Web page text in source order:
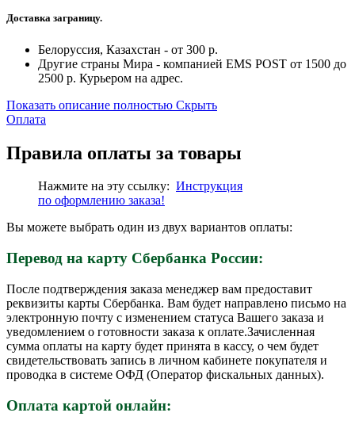
Доставка заграницу.
Белоруссия, Казахстан - от 300 р.
Другие страны Мира - компанией EMS POST от 1500 до
2500 р. Курьером на адрес.
Показать описание полностью Скрыть
Оплата
Правила оплаты за товары
Нажмите на эту ссылку: Инструкция
по оформлению заказа!
Вы можете выбрать один из двух вариантов оплаты:
Перевод на карту Сбербанка России:
После подтверждения заказа менеджер вам предоставит
реквизиты карты Сбербанка. Вам будет направлено письмо на
электронную почту с изменением статуса Вашего заказа и
уведомлением о готовности заказа к оплате.Зачисленная
сумма оплаты на карту будет принята в кассу, о чем будет
свидетельствовать запись в личном кабинете покупателя и
проводка в системе ОФД (Оператор фискальных данных).
Оплата картой онлайн: